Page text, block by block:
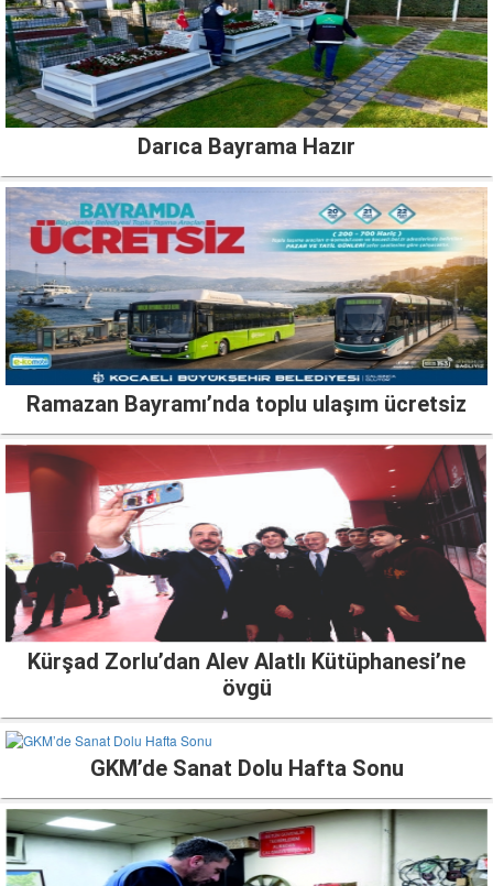
Darıca Bayrama Hazır
Ramazan Bayramı’nda toplu ulaşım ücretsiz
Kürşad Zorlu’dan Alev Alatlı Kütüphanesi’ne
övgü
GKM’de Sanat Dolu Hafta Sonu